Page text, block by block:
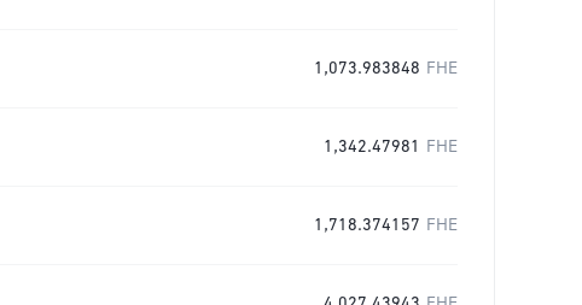
1,073.983848 FHE
1,342.47981 FHE
1,718.374157 FHE